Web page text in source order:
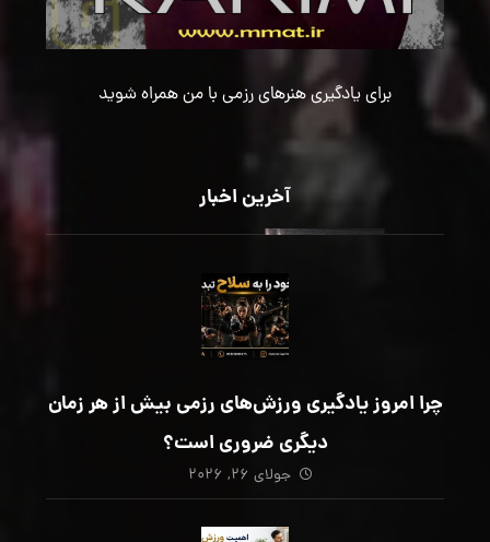
برای یادگیری هنرهای رزمی با من همراه شوید
آخرین اخبار
چرا امروز یادگیری ورزش‌های رزمی بیش از هر زمان
دیگری ضروری است؟
جولای ۲۶, ۲۰۲۶